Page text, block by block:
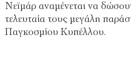
Νεϊμάρ αναμένεται να
τελευταία τους μεγάλη
Παγκοσμίου Κυπέλλου.